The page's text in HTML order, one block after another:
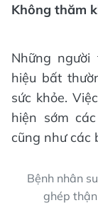
Không thăm
Những
hiệu bất
sức khỏe.
hiện sớm
cũng như các
Bệnh nhân
ghép